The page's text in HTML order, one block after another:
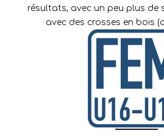
résultats, avec un peu plus de
avec des crosses en bois